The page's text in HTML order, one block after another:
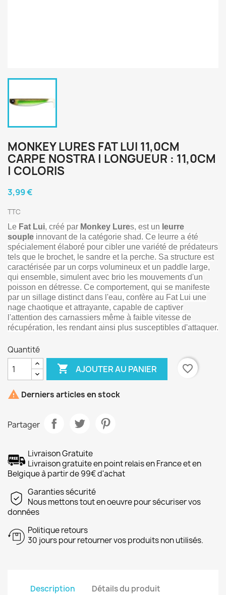
MONKEY LURES FAT LUI 11,0CM
CARPE NOSTRA | LONGUEUR : 11,0CM
| COLORIS
3,99 €
TTC
Le Fat Lui, créé par Monkey Lures, est un leurre
souple innovant de la catégorie shad. Ce leurre a été
spécialement élaboré pour cibler une variété de prédateurs
tels que le brochet, le sandre et la perche. Sa structure est
caractérisée par un corps volumineux et un paddle large,
qui ensemble, simulent avec brio les mouvements d'un
poisson en détresse. Ce comportement, qui se manifeste
par un sillage distinct dans l'eau, confère au Fat Lui une
nage chaotique et attrayante, capable de captiver
l'attention des carnassiers même à faible vitesse de
récupération, les rendant ainsi plus susceptibles d'attaquer.
Quantité
 AJOUTER AU PANIER favorite_border
 Derniers articles en stock
Partager
Livraison Gratuite
Livraison gratuite en point relais en France et en
Belgique à partir de 99€ d'achat
Garanties sécurité
Nous mettons tout en oeuvre pour sécuriser vos
données
Politique retours
30 jours pour retourner vos produits non utilisés.
Description Détails du produit